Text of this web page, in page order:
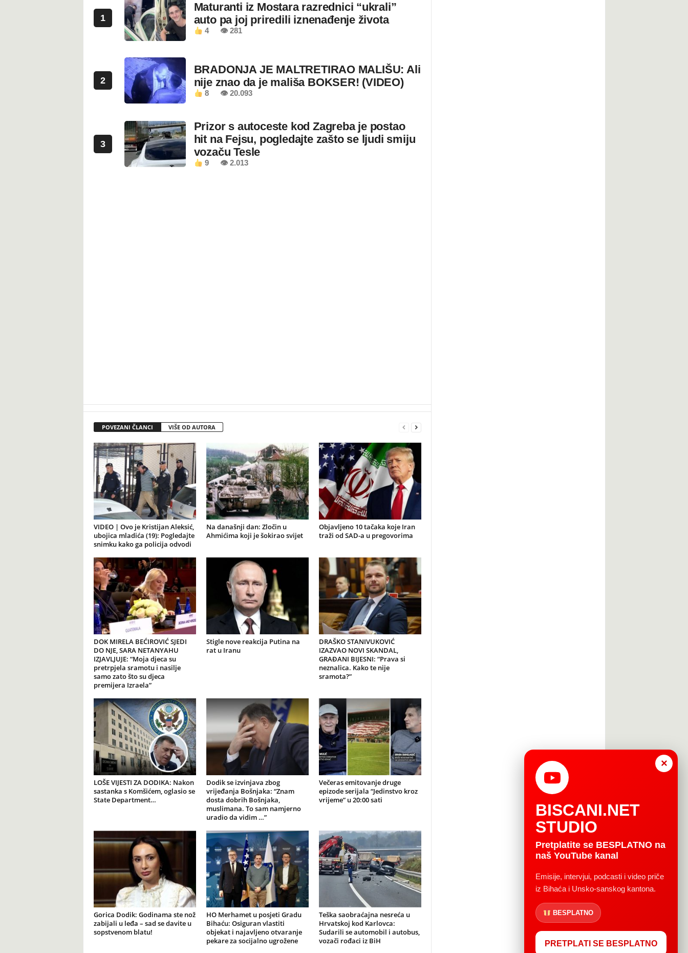
1
Maturanti iz Mostara razrednici “ukrali”
auto pa joj priredili iznenađenje života
4 👁 281
2
BRADONJA JE MALTRETIRAO MALIŠU: Ali
nije znao da je mališa BOKSER! (VIDEO)
8 👁 20.093
3
Prizor s autoceste kod Zagreba je postao
hit na Fejsu, pogledajte zašto se ljudi smiju
vozaču Tesle
9 👁 2.013
POVEZANI ČLANCI VIŠE OD AUTORA
VIDEO | Ovo je Kristijan Aleksić,
ubojica mladića (19): Pogledajte
snimku kako ga policija odvodi
Na današnji dan: Zločin u
Ahmićima koji je šokirao svijet
Objavljeno 10 tačaka koje Iran
traži od SAD-a u pregovorima
DOK MIRELA BEĆIROVIĆ SJEDI
DO NJE, SARA NETANYAHU
IZJAVLJUJE: “Moja djeca su
pretrpjela sramotu i nasilje
samo zato što su djeca
premijera Izraela”
Stigle nove reakcija Putina na
rat u Iranu
DRAŠKO STANIVUKOVIĆ
IZAZVAO NOVI SKANDAL,
GRAĐANI BIJESNI: “Prava si
neznalica. Kako te nije
sramota?”
LOŠE VIJESTI ZA DODIKA: Nakon
sastanka s Komšićem, oglasio se
State Department…
Dodik se izvinjava zbog
vrijeđanja Bošnjaka: “Znam
dosta dobrih Bošnjaka,
muslimana. To sam namjerno
uradio da vidim …”
Večeras emitovanje druge
epizode serijala “Jedinstvo kroz
vrijeme” u 20:00 sati
Gorica Dodik: Godinama ste nož
zabijali u leđa – sad se davite u
sopstvenom blatu!
HO Merhamet u posjeti Gradu
Bihaću: Osiguran vlastiti
objekat i najavljeno otvaranje
pekare za socijalno ugrožene
Teška saobraćajna nesreća u
Hrvatskoj kod Karlovca:
Sudarili se automobil i autobus,
vozači rođaci iz BiH
×
BISCANI.NET
STUDIO
Pretplatite se BESPLATNO na
naš YouTube kanal
Emisije, intervjui, podcasti i video priče
iz Bihaća i Unsko-sanskog kantona.
BESPLATNO
PRETPLATI SE BESPLATNO